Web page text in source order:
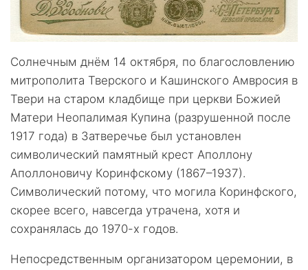
Солнечным днём 14 октября, по благословлению
митрополита Тверского и Кашинского Амвросия в
Твери на старом кладбище при церкви Божией
Матери Неопалимая Купина (разрушенной после
1917 года) в Затверечье был установлен
символический памятный крест Аполлону
Аполлоновичу Коринфскому (1867–1937).
Символический потому, что могила Коринфского,
скорее всего, навсегда утрачена, хотя и
сохранялась до 1970-х годов.
Непосредственным организатором церемонии, в